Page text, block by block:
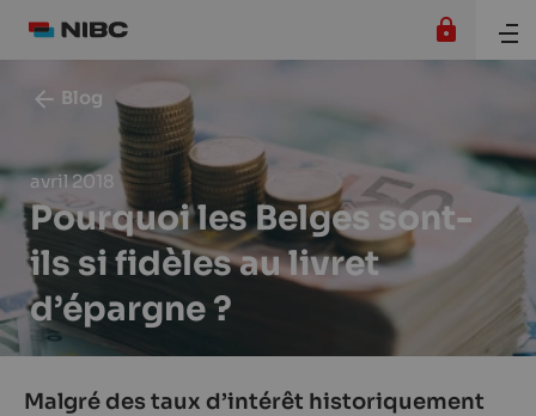
Blog
avril 2018
Pourquoi les Belges sont-
ils si fidèles au livret
d’épargne ?
Malgré des taux d’intérêt historiquement